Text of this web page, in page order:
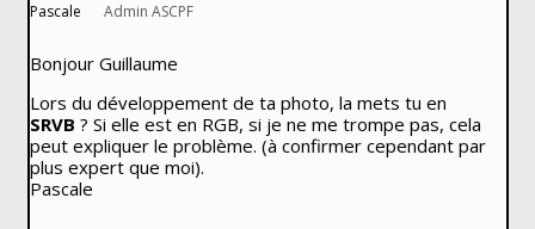
Pascale Admin ASCPF
Bonjour Guillaume
Lors du développement de ta photo, la mets tu en
SRVB ? Si elle est en RGB, si je ne me trompe pas, cela
peut expliquer le problème. (à confirmer cependant par
plus expert que moi).
Pascale